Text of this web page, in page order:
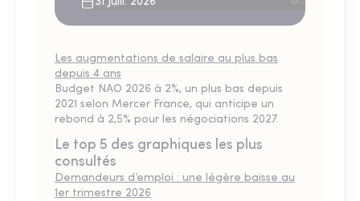
Les augmentations de salaire au plus bas
depuis 4 ans
Budget NAO 2026 à 2%, un plus bas depuis
2021 selon Mercer France, qui anticipe un
rebond à 2,5% pour les négociations 2027.
Le top 5 des graphiques les plus
consultés
Demandeurs d’emploi : une légère baisse au
1er trimestre 2026